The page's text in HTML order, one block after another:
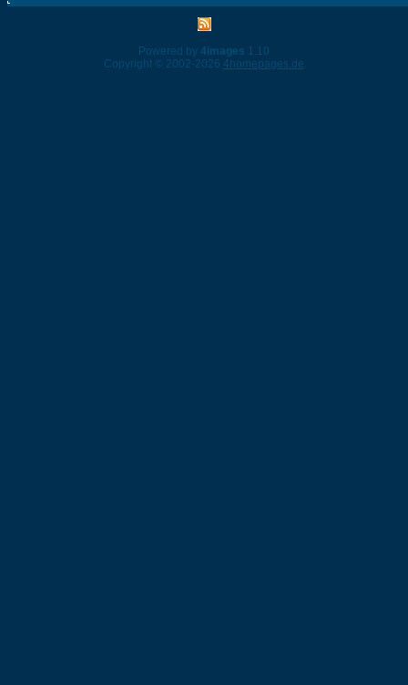
Powered by 4images 1.10
Copyright © 2002-2026 4homepages.de